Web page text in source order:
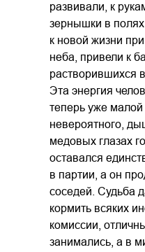
развивали, к
зернышки в
к новой жизни
неба, привели к
растворившихся
Эта энергия
теперь уже малой
невероятного,
медовых глазах
оставался
в партии, а он
соседей. Судьба
кормить всяких
комиссии,
занимались, а в